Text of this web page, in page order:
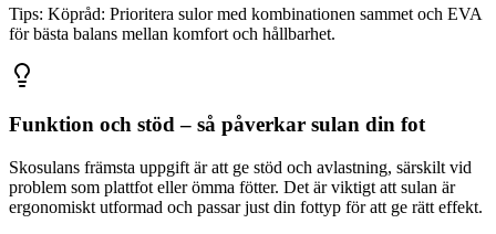
Tips: Köpråd: Prioritera sulor med kombinationen sammet och EVA
för bästa balans mellan komfort och hållbarhet.
Funktion och stöd – så påverkar sulan din fot
Skosulans främsta uppgift är att ge stöd och avlastning, särskilt vid
problem som plattfot eller ömma fötter. Det är viktigt att sulan är
ergonomiskt utformad och passar just din fottyp för att ge rätt effekt.